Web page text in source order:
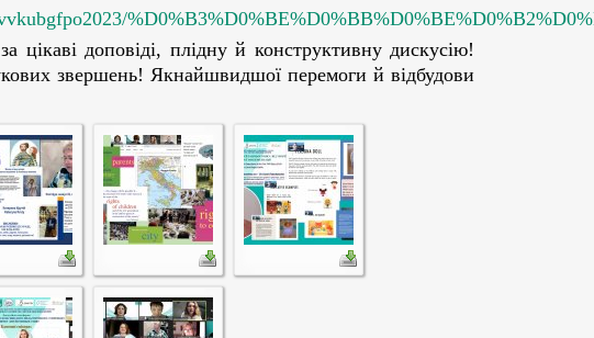
цікаві доповіді, плідну й конструктивну дискусію!
звершень! Якнайшвидшої перемоги й відбудови